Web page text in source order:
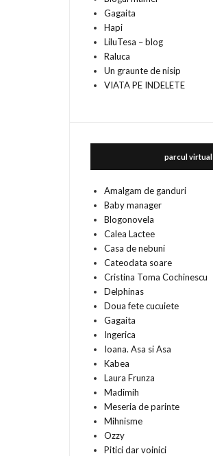
Gagaita
Hapi
LiluTesa – blog
Raluca
Un graunte de nisip
VIATA PE INDELETE
parcul virtual
Amalgam de ganduri
Baby manager
Blogonovela
Calea Lactee
Casa de nebuni
Cateodata soare
Cristina Toma Cochinescu
Delphinas
Doua fete cucuiete
Gagaita
Ingerica
Ioana. Asa si Asa
Kabea
Laura Frunza
Madimih
Meseria de parinte
Mihnisme
Ozzy
Pitici dar voinici